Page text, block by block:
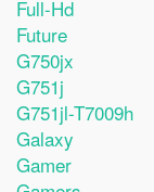
Full-Hd
Future
G750jx
G751j
G751jl-T7009h
Galaxy
Gamer